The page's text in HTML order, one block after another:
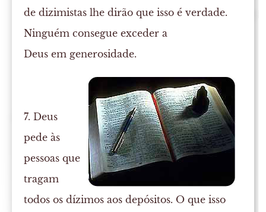
de dizimistas lhe dirão que isso é verdade.
Ninguém consegue exceder a
Deus em generosidade.
7. Deus
pede às
pessoas que
tragam
todos os dízimos aos depósitos. O que isso